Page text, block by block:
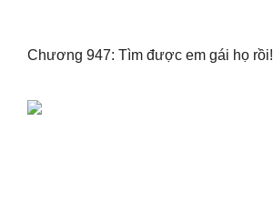
Chương 947: Tìm được em gái họ rồi!